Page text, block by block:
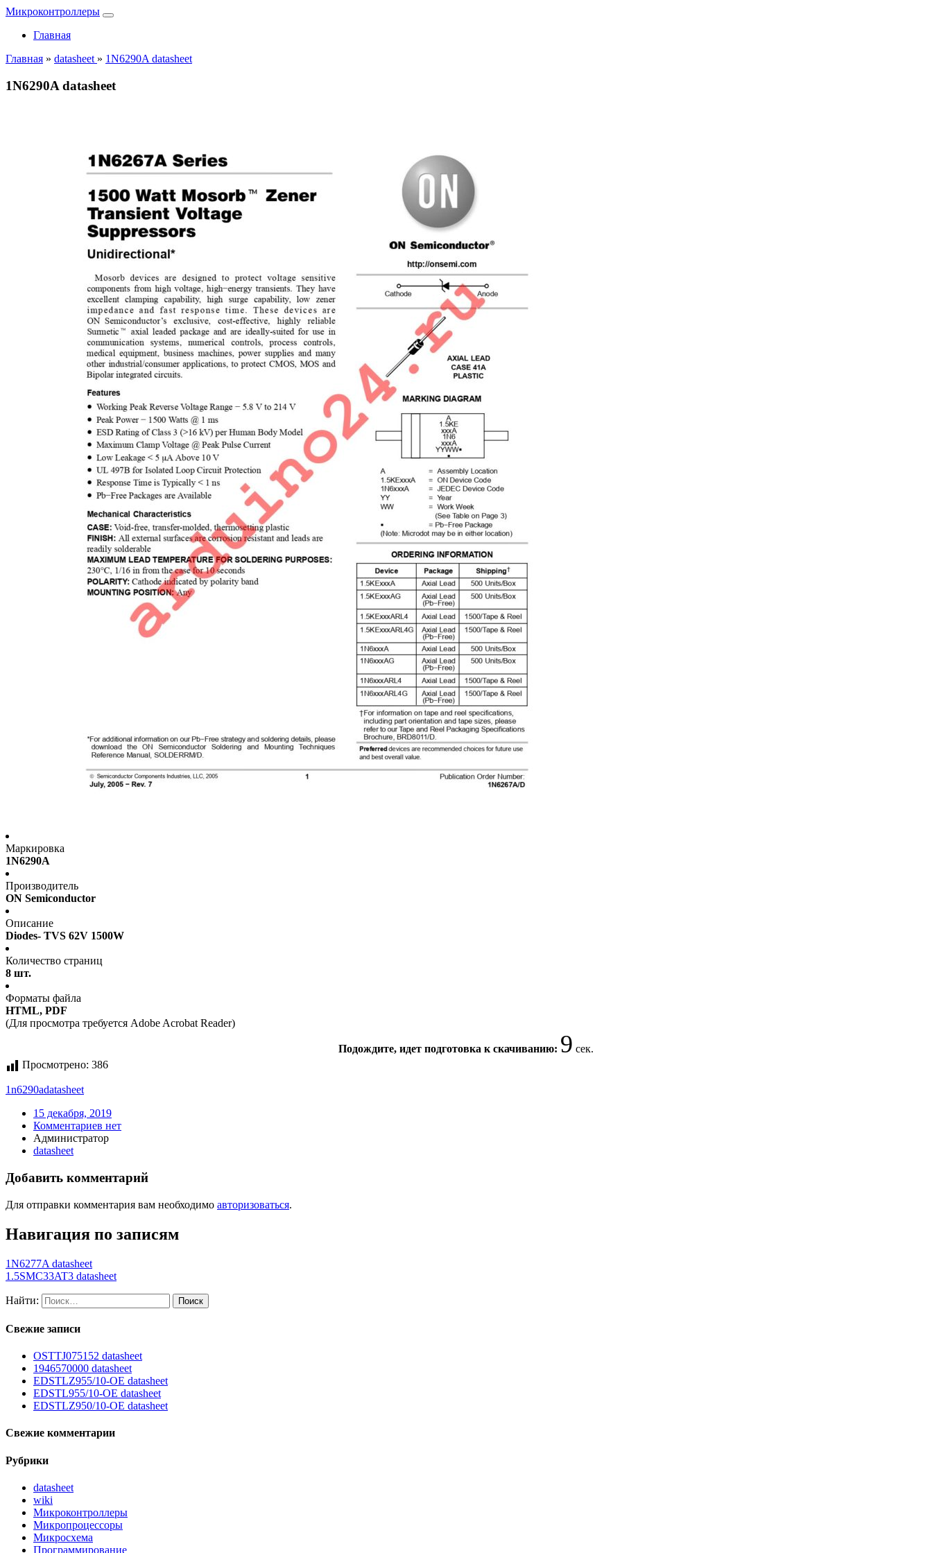
Микроконтроллеры
Главная
Главная » datasheet » 1N6290A datasheet
1N6290A datasheet
Маркировка
1N6290A
Производитель
ON Semiconductor
Описание
Diodes- TVS 62V 1500W
Количество страниц
8 шт.
Форматы файла
HTML, PDF
(Для просмотра требуется Adobe Acrobat Reader)
Подождите, идет подготовка к скачиванию: 8 сек.
Просмотрено: 386
1n6290adatasheet
15 декабря, 2019
Комментариев нет
Администратор
datasheet
Добавить комментарий
Для отправки комментария вам необходимо авторизоваться.
Навигация по записям
1N6277A datasheet
1.5SMC33AT3 datasheet
Найти:
Свежие записи
OSTTJ075152 datasheet
1946570000 datasheet
EDSTLZ955/10-OE datasheet
EDSTL955/10-OE datasheet
EDSTLZ950/10-OE datasheet
Свежие комментарии
Рубрики
datasheet
wiki
Микроконтроллеры
Микропроцессоры
Микросхема
Программирование